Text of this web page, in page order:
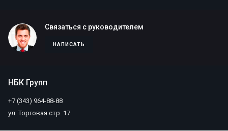
Связаться с руководителем
НАПИСАТЬ
НБК Групп
+7 (343) 964-88-88
ул. Торговая стр. 17